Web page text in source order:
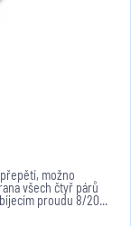
možno
všech čtyř párů
proudu 8/20...